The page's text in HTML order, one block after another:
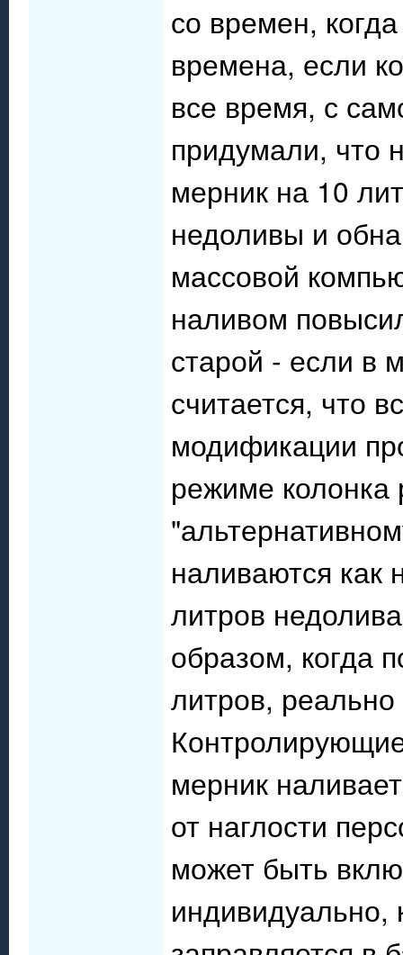
со времен,
времена, если
все время, с
придумали, что
мерник на 10
недоливы и
массовой
наливом
старой - если в
считается, что
модификации
режиме колонка
наливаются
литров
образом, когда
литров, реально
мерник
от наглости
может быть
индивидуально,